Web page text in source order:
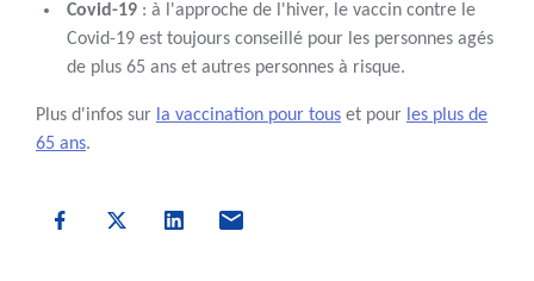
Covid-19 : à l'approche de l'hiver, le vaccin contre le
Covid-19 est toujours conseillé pour les personnes agés
de plus 65 ans et autres personnes à risque.
Plus d'infos sur la vaccination pour tous et pour les plus de
65 ans.